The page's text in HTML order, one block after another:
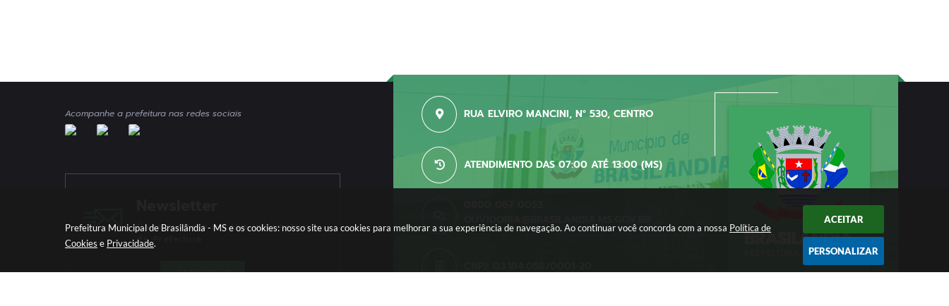
Prefeitura Municipal de Brasilândia - MS e os cookies: nosso site usa cookies para melhorar a sua experiência de navegação. Ao continuar você concorda com a nossa Política de
Cookies e Privacidade.
ACEITAR
PERSONALIZAR
Acompanhe a prefeitura nas redes sociais
Cadastre-se e Receba Informativos
da Prefeitura
CADASTRAR
RUA ELVIRO MANCINI, N° 530, CENTRO
ATENDIMENTO DAS 07:00 ATÉ 13:00 (MS)